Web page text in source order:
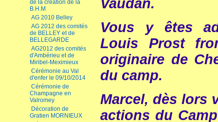
de la création de la
B.H.M
AG 2010 Belley
AG 2012 des comités
de BELLEY et de
BELLEGARDE
AG2012 des comités
d'Ambérieu et de
Miribel-Meximieux
Cérémonie au Val
d'enfer le 09/10/2014
Cérémonie de
Champagne en
Valromey
Décoration de
Gratien MORNIEUX
Vaudan.
Vous y êtes
Louis Prost
originaire de
du camp.
Marcel, dès lors
actions du